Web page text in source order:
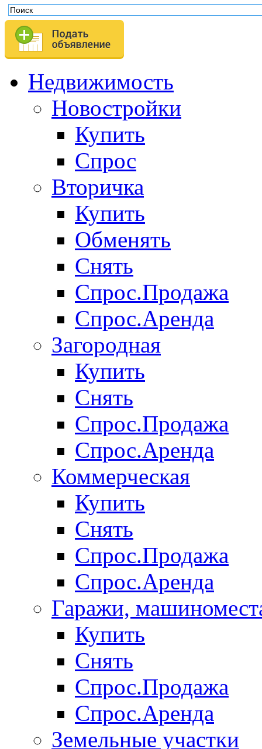
Недвижимость
Новостройки
Купить
Спрос
Вторичка
Купить
Обменять
Снять
Спрос.Продажа
Спрос.Аренда
Загородная
Купить
Снять
Спрос.Продажа
Спрос.Аренда
Коммерческая
Купить
Снять
Спрос.Продажа
Спрос.Аренда
Гаражи,
Купить
Снять
Спрос.Продажа
Спрос.Аренда
Земельные участки